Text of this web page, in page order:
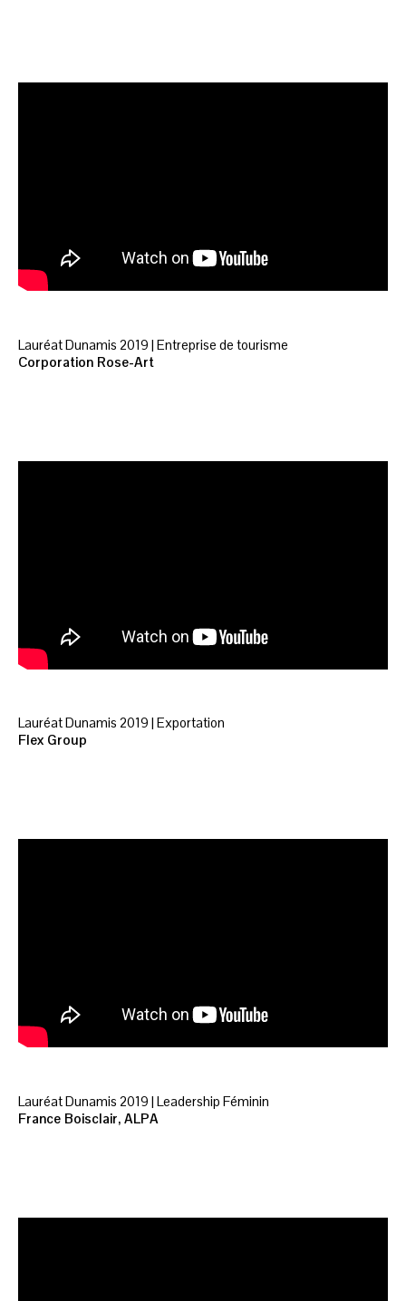
Lauréat Dunamis 2019 | Entreprise de tourisme
Corporation Rose-Art
Lauréat Dunamis 2019 | Exportation
Flex Group
Lauréat Dunamis 2019 | Leadership Féminin
France Boisclair, ALPA